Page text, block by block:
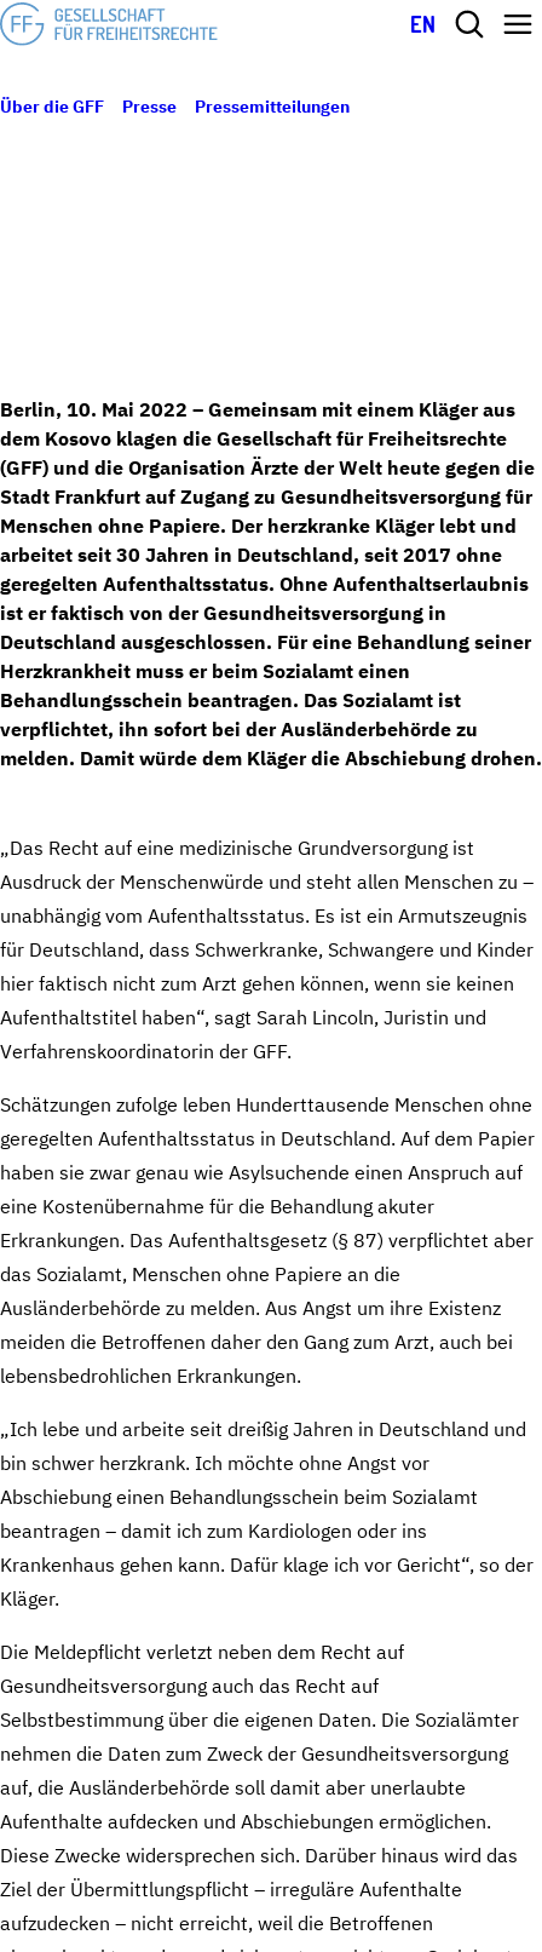
EN
Über die GFF Presse Pressemitteilungen
10. Mai 2022
Berlin, 10. Mai 2022 – Gemeinsam mit einem Kläger aus
dem Kosovo klagen die Gesellschaft für Freiheitsrechte
(GFF) und die Organisation Ärzte der Welt heute gegen die
Stadt Frankfurt auf Zugang zu Gesundheitsversorgung für
Menschen ohne Papiere. Der herzkranke Kläger lebt und
arbeitet seit 30 Jahren in Deutschland, seit 2017 ohne
geregelten Aufenthaltsstatus. Ohne Aufenthaltserlaubnis
ist er faktisch von der Gesundheitsversorgung in
Deutschland ausgeschlossen. Für eine Behandlung seiner
Herzkrankheit muss er beim Sozialamt einen
Behandlungsschein beantragen. Das Sozialamt ist
verpflichtet, ihn sofort bei der Ausländerbehörde zu
melden. Damit würde dem Kläger die Abschiebung drohen.
„Das Recht auf eine medizinische Grundversorgung ist
Ausdruck der Menschenwürde und steht allen Menschen zu –
unabhängig vom Aufenthaltsstatus. Es ist ein Armutszeugnis
für Deutschland, dass Schwerkranke, Schwangere und Kinder
hier faktisch nicht zum Arzt gehen können, wenn sie keinen
Aufenthaltstitel haben“, sagt Sarah Lincoln, Juristin und
Verfahrenskoordinatorin der GFF.
Schätzungen zufolge leben Hunderttausende Menschen ohne
geregelten Aufenthaltsstatus in Deutschland. Auf dem Papier
haben sie zwar genau wie Asylsuchende einen Anspruch auf
eine Kostenübernahme für die Behandlung akuter
Erkrankungen. Das Aufenthaltsgesetz (§ 87) verpflichtet aber
das Sozialamt, Menschen ohne Papiere an die
Ausländerbehörde zu melden. Aus Angst um ihre Existenz
meiden die Betroffenen daher den Gang zum Arzt, auch bei
lebensbedrohlichen Erkrankungen.
„Ich lebe und arbeite seit dreißig Jahren in Deutschland und
bin schwer herzkrank. Ich möchte ohne Angst vor
Abschiebung einen Behandlungsschein beim Sozialamt
beantragen – damit ich zum Kardiologen oder ins
Krankenhaus gehen kann. Dafür klage ich vor Gericht“, so der
Kläger.
Die Meldepflicht verletzt neben dem Recht auf
Gesundheitsversorgung auch das Recht auf
Selbstbestimmung über die eigenen Daten. Die Sozialämter
nehmen die Daten zum Zweck der Gesundheitsversorgung
auf, die Ausländerbehörde soll damit aber unerlaubte
Aufenthalte aufdecken und Abschiebungen ermöglichen.
Diese Zwecke widersprechen sich. Darüber hinaus wird das
Ziel der Übermittlungspflicht – irreguläre Aufenthalte
aufzudecken – nicht erreicht, weil die Betroffenen